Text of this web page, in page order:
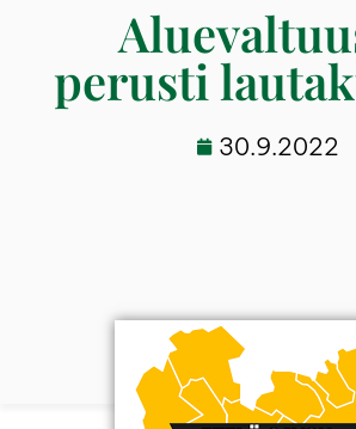
perusti
30.9.2022